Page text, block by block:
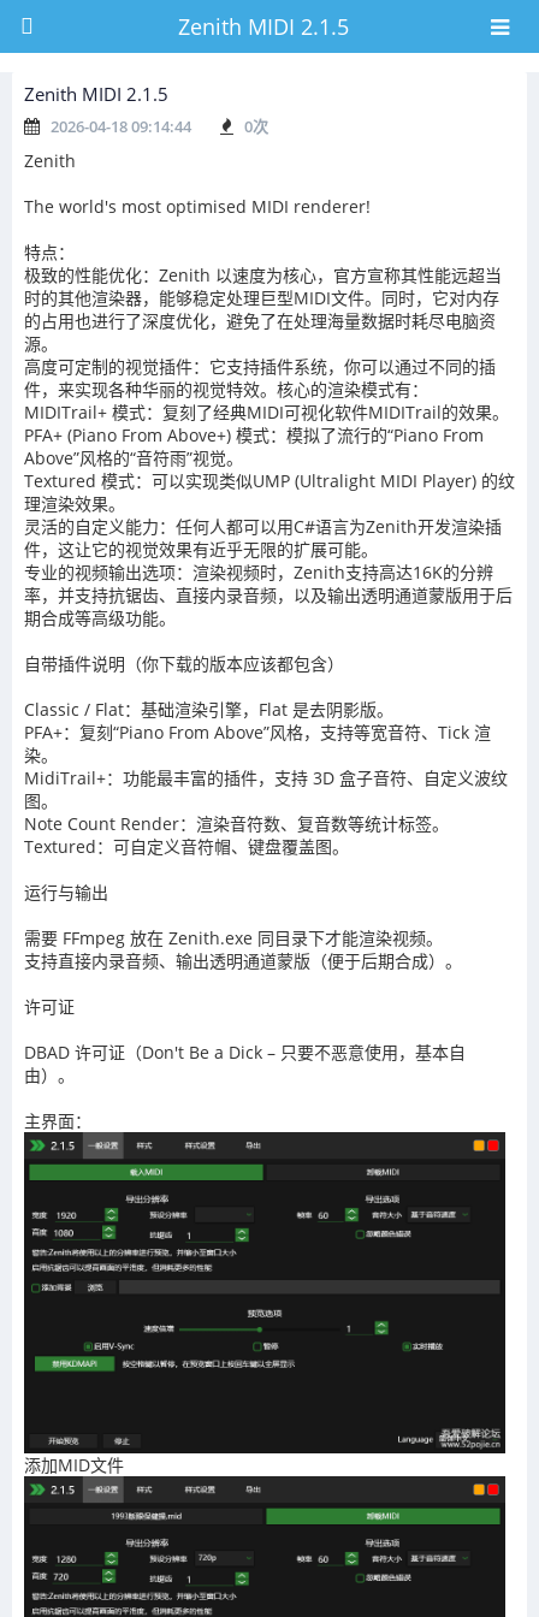
Zenith MIDI 2.1.5
Zenith MIDI 2.1.5
2026-04-18 09:14:44 0次
Zenith
The world's most optimised MIDI renderer!
特点：
极致的性能优化：Zenith 以速度为核心，官方宣称其性能远超当
时的其他渲染器，能够稳定处理巨型MIDI文件。同时，它对内存
的占用也进行了深度优化，避免了在处理海量数据时耗尽电脑资
源。
高度可定制的视觉插件：它支持插件系统，你可以通过不同的插
件，来实现各种华丽的视觉特效。核心的渲染模式有：
MIDITrail+ 模式：复刻了经典MIDI可视化软件MIDITrail的效果。
PFA+ (Piano From Above+) 模式：模拟了流行的“Piano From
Above”风格的“音符雨”视觉。
Textured 模式：可以实现类似UMP (Ultralight MIDI Player) 的纹
理渲染效果。
灵活的自定义能力：任何人都可以用C#语言为Zenith开发渲染插
件，这让它的视觉效果有近乎无限的扩展可能。
专业的视频输出选项：渲染视频时，Zenith支持高达16K的分辨
率，并支持抗锯齿、直接内录音频，以及输出透明通道蒙版用于后
期合成等高级功能。
自带插件说明（你下载的版本应该都包含）
Classic / Flat：基础渲染引擎，Flat 是去阴影版。
PFA+：复刻“Piano From Above”风格，支持等宽音符、Tick 渲
染。
MidiTrail+：功能最丰富的插件，支持 3D 盒子音符、自定义波纹
图。
Note Count Render：渲染音符数、复音数等统计标签。
Textured：可自定义音符帽、键盘覆盖图。
运行与输出
需要 FFmpeg 放在 Zenith.exe 同目录下才能渲染视频。
支持直接内录音频、输出透明通道蒙版（便于后期合成）。
许可证
DBAD 许可证（Don't Be a Dick – 只要不恶意使用，基本自
由）。
主界面：
添加MID文件